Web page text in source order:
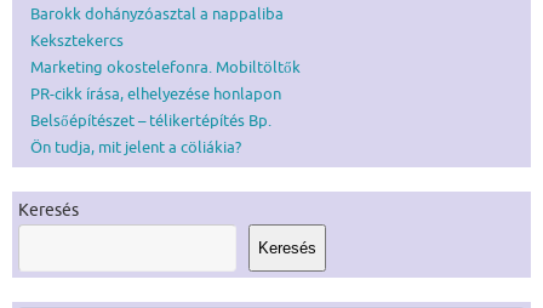
Barokk dohányzóasztal a nappaliba
Keksztekercs
Marketing okostelefonra. Mobiltöltők
PR-cikk írása, elhelyezése honlapon
Belsőépítészet – télikertépítés Bp.
Ön tudja, mit jelent a cöliákia?
Keresés
Keresés